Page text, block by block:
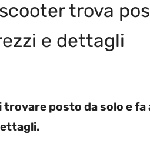
trova
e dettagli
posto da solo e fa